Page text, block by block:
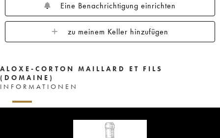
Eine Benachrichtigung einrichten
zu meinem Keller hinzufügen
ALOXE-CORTON MAILLARD ET FILS
(DOMAINE)
INFORMATIONEN